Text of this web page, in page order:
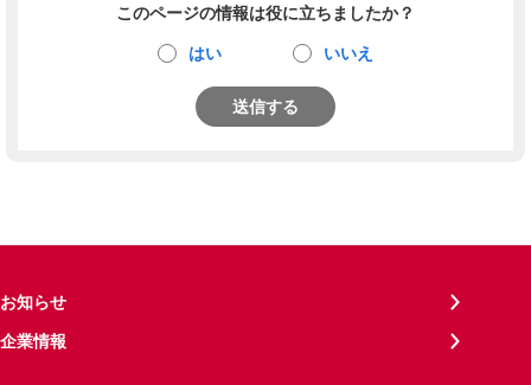
このページの情報は役に立ちましたか？
はい いいえ
送信する
お知らせ
企業情報